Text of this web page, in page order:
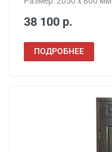
38 100 р.
ПОДРОБНЕЕ